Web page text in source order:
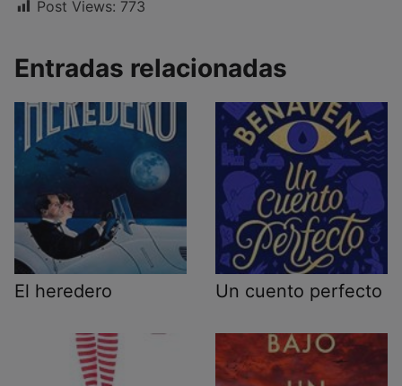
Post Views: 773
Entradas relacionadas
El heredero Un cuento perfecto